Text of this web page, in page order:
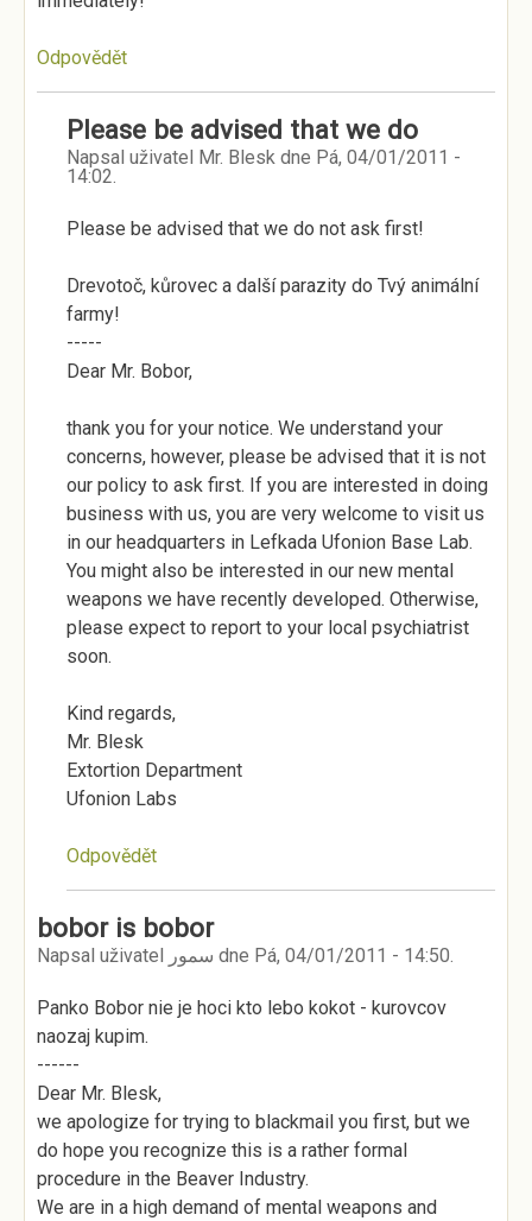
Odpovědět
Please be advised that we do
Napsal uživatel Mr. Blesk dne Pá, 04/01/2011 -
14:02.
Please be advised that we do not ask first!
Drevotoč, kůrovec a další parazity do Tvý animální
farmy!
-----
Dear Mr. Bobor,
thank you for your notice. We understand your
concerns, however, please be advised that it is not
our policy to ask first. If you are interested in doing
business with us, you are very welcome to visit us
in our headquarters in Lefkada Ufonion Base Lab.
You might also be interested in our new mental
weapons we have recently developed. Otherwise,
please expect to report to your local psychiatrist
soon.
Kind regards,
Mr. Blesk
Extortion Department
Ufonion Labs
Odpovědět
bobor is bobor
Napsal uživatel سمور dne Pá, 04/01/2011 - 14:50.
Panko Bobor nie je hoci kto lebo kokot - kurovcov
naozaj kupim.
------
Dear Mr. Blesk,
we apologize for trying to blackmail you first, but we
do hope you recognize this is a rather formal
procedure in the Beaver Industry.
We are in a high demand of mental weapons and